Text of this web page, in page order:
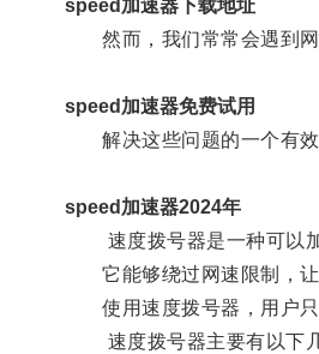
speed加速器下载地址
然而，我们常常会遇到网
speed加速器免费试用
解决这些问题的一个有效
speed加速器2024年
速度拨号器是一种可以加
它能够绕过网速限制，让
使用速度拨号器，用户只
速度拨号器主要有以下几